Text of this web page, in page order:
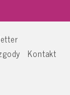
Kontakt